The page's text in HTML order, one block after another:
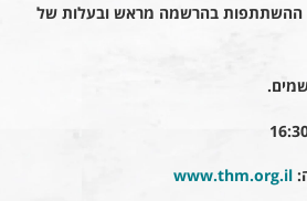
ההשתתפות בהרשמה מראש ובעלות של
www.thm.org.il